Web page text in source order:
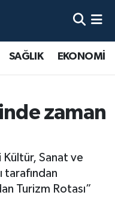
SAĞLIK EKONOMİ
zaman
Kültür, Sanat ve
tarafından
Turizm Rotası”
Fikstür